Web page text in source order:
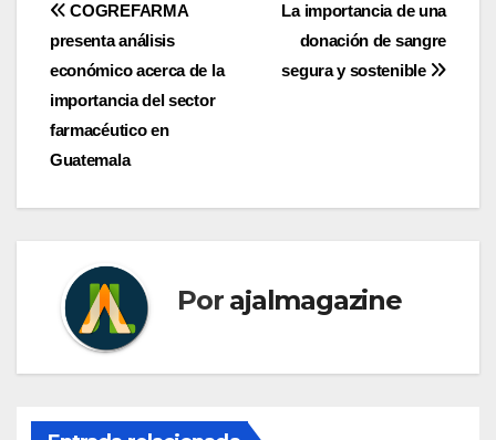
Navegación
de
entradas
La importancia de una
donación de sangre
segura y sostenible
COGREFARMA
presenta análisis
económico acerca de la
importancia del sector
farmacéutico en
Guatemala
Por ajalmagazine